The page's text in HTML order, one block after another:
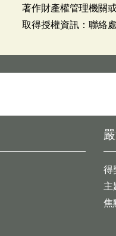
著作財產權管理機關
取得授權資訊：聯絡
得
主
焦